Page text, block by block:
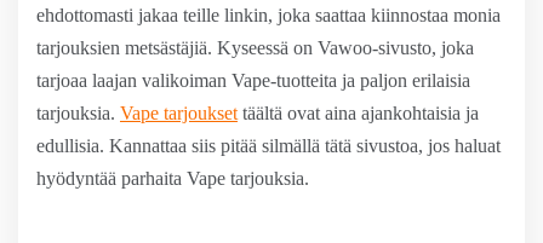
ehdottomasti jakaa teille linkin, joka saattaa kiinnostaa monia
tarjouksien metsästäjiä. Kyseessä on Vawoo-sivusto, joka
tarjoaa laajan valikoiman Vape-tuotteita ja paljon erilaisia
tarjouksia. Vape tarjoukset täältä ovat aina ajankohtaisia ja
edullisia. Kannattaa siis pitää silmällä tätä sivustoa, jos haluat
hyödyntää parhaita Vape tarjouksia.